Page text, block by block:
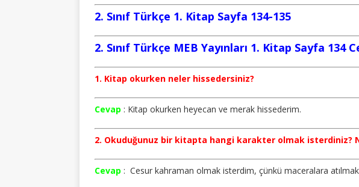
2. Sınıf Türkçe 1. Kitap Sayfa 134-135
2. Sınıf Türkçe MEB Yayınları 1. Kitap Sayfa 134
1. Kitap okurken neler hissedersiniz?
Cevap : Kitap okurken heyecan ve merak hissederim.
2. Okuduğunuz bir kitapta hangi karakter olmak isterdiniz?
Cevap : Cesur kahraman olmak isterdim, çünkü maceralara